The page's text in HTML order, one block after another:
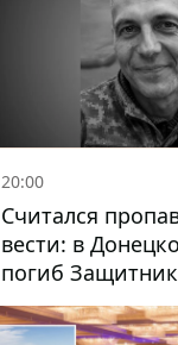
20:00
Считался
вести: в
погиб
Каменского
Красовский